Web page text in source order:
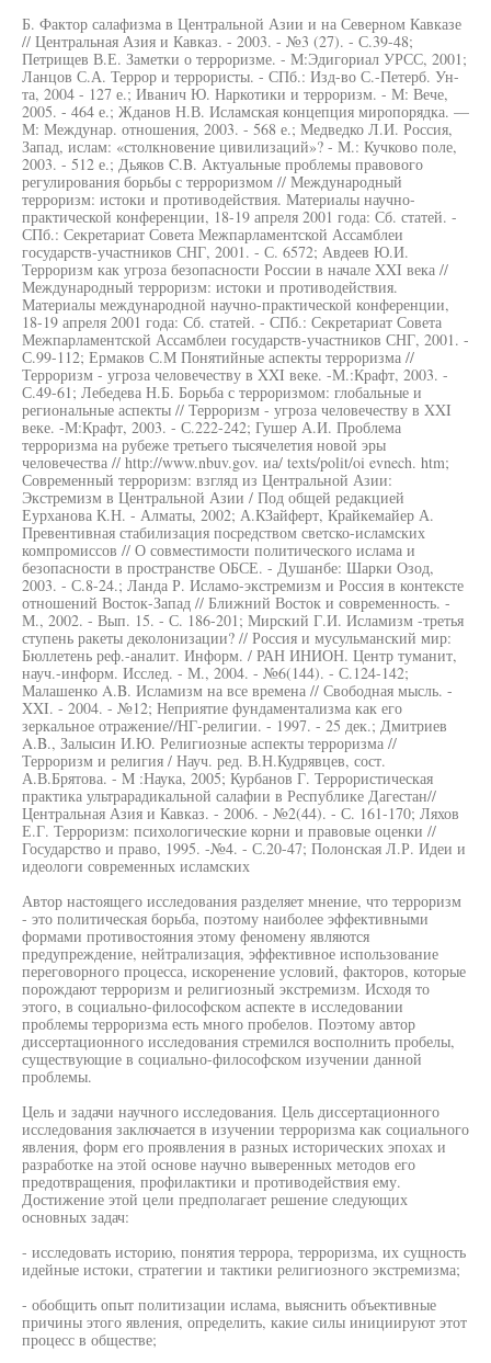
Б. Фактор салафизма в Центральной Азии и на Северном Кавказе
// Центральная Азия и Кавказ. - 2003. - №3 (27). - С.39-48;
Петрищев В.Е. Заметки о терроризме. - М:Эдигориал УРСС, 2001;
Ланцов С.А. Террор и террористы. - СПб.: Изд-во С.-Петерб. Ун-
та, 2004 - 127 е.; Иванич Ю. Наркотики и терроризм. - М: Вече,
2005. - 464 е.; Жданов Н.В. Исламская концепция миропорядка. —
М: Междунар. отношения, 2003. - 568 е.; Медведко Л.И. Россия,
Запад, ислам: «столкновение цивилизаций»? - М.: Кучково поле,
2003. - 512 е.; Дьяков C.B. Актуальные проблемы правового
регулирования борьбы с терроризмом // Международный
терроризм: истоки и противодействия. Материалы научно-
практической конференции, 18-19 апреля 2001 года: Сб. статей. -
СПб.: Секретариат Совета Межпарламентской Ассамблеи
государств-участников СНГ, 2001. - С. 6572; Авдеев Ю.И.
Терроризм как угроза безопасности России в начале XXI века //
Международный терроризм: истоки и противодействия.
Материалы международной научно-практической конференции,
18-19 апреля 2001 года: Сб. статей. - СПб.: Секретариат Совета
Межпарламентской Ассамблеи государств-участников СНГ, 2001. -
С.99-112; Ермаков С.М Понятийные аспекты терроризма //
Терроризм - угроза человечеству в XXI веке. -М.:Крафт, 2003. -
С.49-61; Лебедева Н.Б. Борьба с терроризмом: глобальные и
региональные аспекты // Терроризм - угроза человечеству в XXI
веке. -М:Крафт, 2003. - С.222-242; Гушер А.И. Проблема
терроризма на рубеже третьего тысячелетия новой эры
человечества // http://www.nbuv.gov. иа/ texts/polit/oi evnech. htm;
Современный терроризм: взгляд из Центральной Азии:
Экстремизм в Центральной Азии / Под общей редакцией
Еурханова К.Н. - Алматы, 2002; А.КЗайферт, Крайкемайер А.
Превентивная стабилизация посредством светско-исламских
компромиссов // О совместимости политического ислама и
безопасности в пространстве ОБСЕ. - Душанбе: Шарки Озод,
2003. - С.8-24.; Ланда Р. Исламо-экстремизм и Россия в контексте
отношений Восток-Запад // Ближний Восток и современность. -
М., 2002. - Вып. 15. - С. 186-201; Мирский Г.И. Исламизм -третья
ступень ракеты деколонизации? // Россия и мусульманский мир:
Бюллетень реф.-аналит. Информ. / РАН ИНИОН. Центр туманит,
науч.-информ. Исслед. - М., 2004. - №6(144). - С.124-142;
Малашенко A.B. Исламизм на все времена // Свободная мысль. -
XXI. - 2004. - №12; Неприятие фундаментализма как его
зеркальное отражение//НГ-религии. - 1997. - 25 дек.; Дмитриев
A.B., Залысин И.Ю. Религиозные аспекты терроризма //
Терроризм и религия / Науч. ред. В.Н.Кудрявцев, сост.
А.В.Брятова. - M :Наука, 2005; Курбанов Г. Террористическая
практика ультрарадикальной салафии в Республике Дагестан//
Центральная Азия и Кавказ. - 2006. - №2(44). - С. 161-170; Ляхов
Е.Г. Терроризм: психологические корни и правовые оценки //
Государство и право, 1995. -№4. - С.20-47; Полонская Л.Р. Идеи и
идеологи современных исламских
Автор настоящего исследования разделяет мнение, что терроризм
- это политическая борьба, поэтому наиболее эффективными
формами противостояния этому феномену являются
предупреждение, нейтрализация, эффективное использование
переговорного процесса, искоренение условий, факторов, которые
порождают терроризм и религиозный экстремизм. Исходя то
этого, в социально-философском аспекте в исследовании
проблемы терроризма есть много пробелов. Поэтому автор
диссертационного исследования стремился восполнить пробелы,
существующие в социально-философском изучении данной
проблемы.
Цель и задачи научного исследования. Цель диссертационного
исследования заключается в изучении терроризма как социального
явления, форм его проявления в разных исторических эпохах и
разработке на этой основе научно выверенных методов его
предотвращения, профилактики и противодействия ему.
Достижение этой цели предполагает решение следующих
основных задач:
- исследовать историю, понятия террора, терроризма, их сущность
идейные истоки, стратегии и тактики религиозного экстремизма;
- обобщить опыт политизации ислама, выяснить объективные
причины этого явления, определить, какие силы инициируют этот
процесс в обществе;